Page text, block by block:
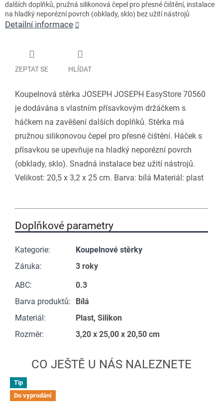
dalších doplňků, pružná silikonová čepel pro přesné čištění, instalace
na hladký neporézní povrch (obklady, sklo) bez užití nástrojů
Detailní informace
ZEPTAT SE HLÍDAT
Koupelnová stěrka JOSEPH JOSEPH EasyStore 70560
je dodávána s vlastním přísavkovým držáčkem s
háčkem na zavěšení dalších doplňků. Stěrka má
pružnou silikonovou čepel pro přesné čištění. Háček s
přísavkou se upevňuje na hladký neporézní povrch
(obklady, sklo). Snadná instalace bez užití nástrojů.
Velikost: 20,5 x 3,2 x 25 cm. Barva: bílá Materiál: plast
Doplňkové parametry
Kategorie:
Koupelnové stěrky
Záruka:
3 roky
ABC:
0.3
Barva produktů:
Bílá
Materiál :
Plast, Silikon
Rozměr: 3,20 x 25,00 x 20,50 cm
Tip
Do vyprodání